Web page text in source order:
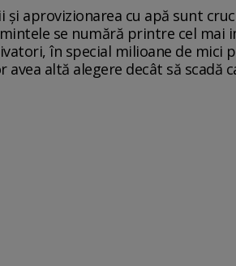
aprovizionarea cu apă sunt
se numără printre cel
în special milioane de mici
avea altă alegere decât să